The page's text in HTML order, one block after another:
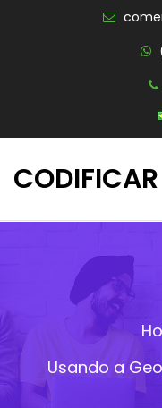
CODIFICAR
Usando a